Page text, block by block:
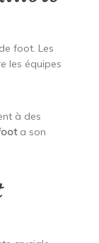
foot. Les
les équipes
à des
a son